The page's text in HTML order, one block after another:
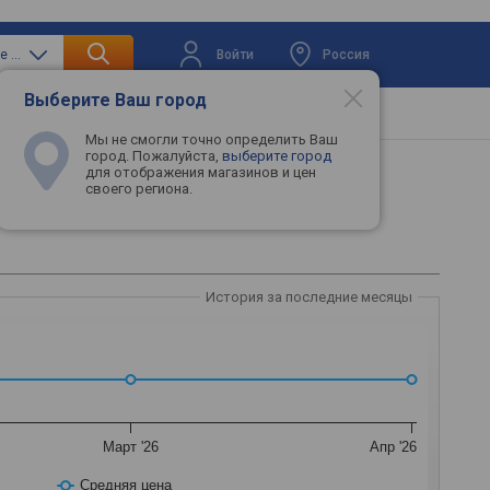
только встраиваемые микроволновые печи Войти Россия
Выберите Ваш город
Мы не смогли точно определить Ваш
город. Пожалуйста, выберите город
для отображения магазинов и цен
своего региона.
техника Телевизоры
История за последние месяцы
Средняя цена
Март '26 Апр '26